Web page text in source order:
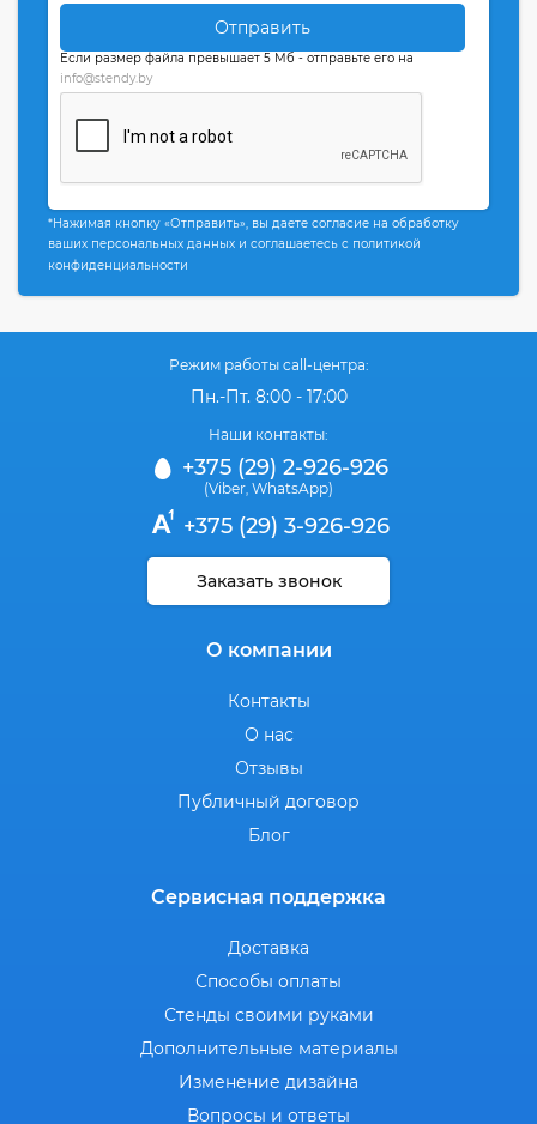
Отправить
Если размер файла превышает 5 Мб - отправьте его на
info@stendy.by
*Нажимая кнопку «Отправить», вы даете согласие на обработку
ваших персональных данных и соглашаетесь с политикой
конфиденциальности
Режим работы call-центра:
Пн.-Пт. 8:00 - 17:00
Наши контакты:
+375 (29) 2-926-926
(Viber WhatsApp)
+375 (29) 3-926-926
Заказать звонок
О компании
Контакты
О нас
Отзывы
Публичный договор
Блог
Сервисная поддержка
Доставка
Способы оплаты
Стенды своими руками
Дополнительные материалы
Изменение дизайна
Вопросы и ответы